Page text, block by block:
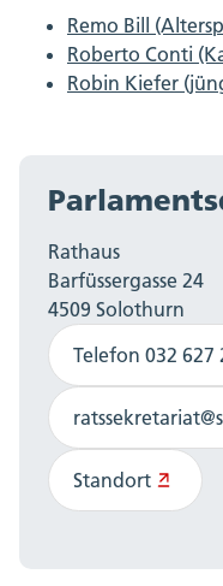
Wortlaut), inkl.
vom 10.03.2025
(Fassung GPK)
Remo Bill
Roberto Conti
Robin Kiefer
Rathaus
Barfüssergasse 24
4509 Solothurn
Telefon 032 627
Standort